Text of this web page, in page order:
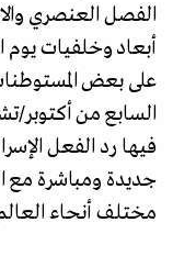
الفصل العنصري
أبعاد وخلفيات
على بعض المستوطنات
السابع من أكتوبر/
فيها رد الفعل
جديدة ومباشرة مع
مختلف أنحاء